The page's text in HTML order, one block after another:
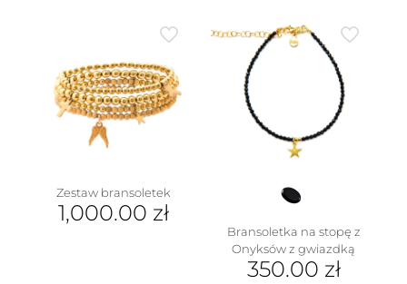
Zestaw bransoletek
1,000.00 zł
Bransoletka na stopę z
Onyksów z gwiazdką
350.00 zł